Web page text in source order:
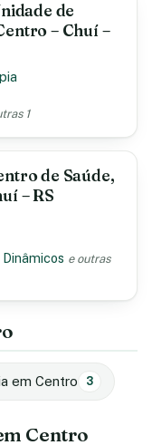
de
– Chuí –
1
de Saúde,
– RS
e outras
em Centro 3
Centro